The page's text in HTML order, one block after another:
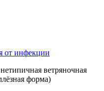
от инфекции
ветряночная
форма)